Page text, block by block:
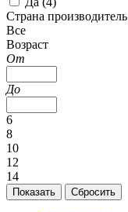
Страна производитель
Все
Возраст
От
До
6
8
10
12
14